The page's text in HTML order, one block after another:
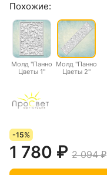
Похожие:
Молд "Панно
Цветы 1"
Молд "Панно
Цветы 2"
-15%
1 780 ₽ 2 094 ₽